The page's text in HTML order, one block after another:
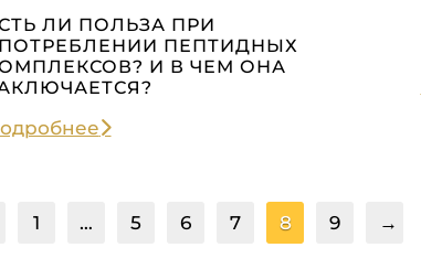
ЛИ ПОЛЬЗА ПРИ
ПЕПТИДНЫХ
И В ЧЕМ ОНА
1 … 5 6 7 8 9 →